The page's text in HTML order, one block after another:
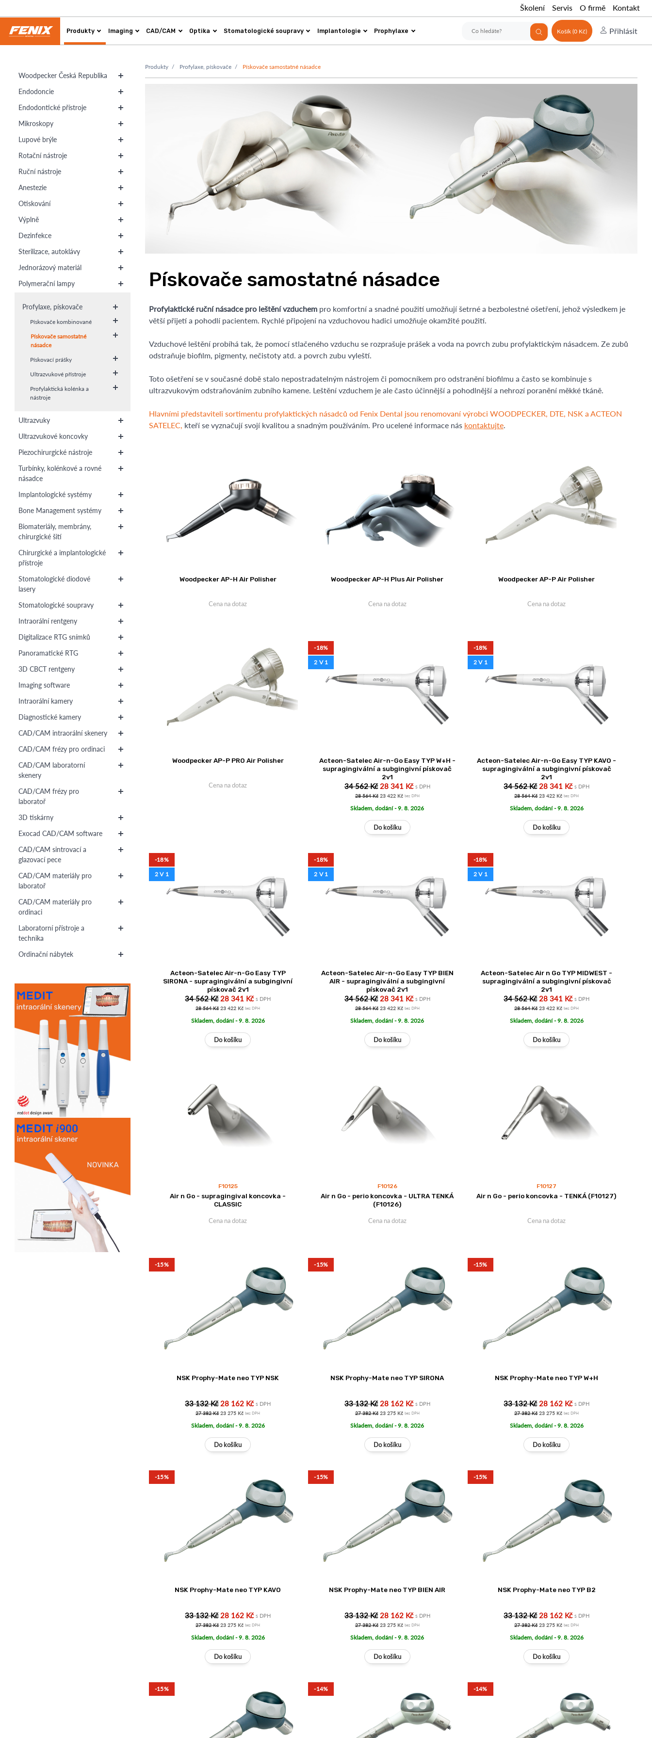
Školení Servis O firmě Kontakt
Produkty Imaging CAD/CAM Optika Stomatologické soupravy Implantologie Prophylaxe Košík (0 Kč) Přihlásit
Woodpecker Česká Republika
Endodoncie
Endodontické přístroje
Mikroskopy
Lupové brýle
Rotační nástroje
Ruční nástroje
Anestezie
Otiskování
Výplně
Dezinfekce
Sterilizace, autoklávy
Jednorázový materiál
Polymerační lampy
Profylaxe, pískovače
Pískovače kombinované
Pískovače samostatné
násadce
Pískovací prášky
Ultrazvukové přístroje
Profylaktická kolénka a
nástroje
Ultrazvuky
Ultrazvukové koncovky
Piezochirurgické nástroje
Turbínky, kolénkové a rovné
násadce
Implantologické systémy
Bone Management systémy
Biomateriály, membrány,
chirurgické šití
Chirurgické a implantologické
přístroje
Stomatologické diodové
lasery
Stomatologické soupravy
Intraorální rentgeny
Digitalizace RTG snímků
Panoramatické RTG
3D CBCT rentgeny
Imaging software
Intraorální kamery
Diagnostické kamery
CAD/CAM intraorální skenery
CAD/CAM frézy pro ordinaci
CAD/CAM laboratorní
skenery
CAD/CAM frézy pro
laboratoř
3D tiskárny
Exocad CAD/CAM software
CAD/CAM sintrovací a
glazovací pece
CAD/CAM materiály pro
laboratoř
CAD/CAM materiály pro
ordinaci
Laboratorní přístroje a
technika
Ordinační nábytek
Produkty Profylaxe, pískovače Pískovače samostatné násadce
Pískovače samostatné násadce
Profylaktické ruční násadce pro leštění vzduchem pro komfortní a snadné použití umožňují šetrné a bezbolestné ošetření, jehož výsledkem je
větší přijetí a pohodlí pacientem. Rychlé připojení na vzduchovou hadici umožňuje okamžité použití.
Vzduchové leštění probíhá tak, že pomocí stlačeného vzduchu se rozprašuje prášek a voda na povrch zubu profylaktickým násadcem. Ze zubů
odstraňuje biofilm, pigmenty, nečistoty atd. a povrch zubu vyleští.
Toto ošetření se v současné době stalo nepostradatelným nástrojem či pomocníkem pro odstranění biofilmu a často se kombinuje s
ultrazvukovým odstraňováním zubního kamene. Leštění vzduchem je ale často účinnější a pohodlnější a nehrozí poranění měkké tkáně.
Hlavními představiteli sortimentu profylaktických násadců od Fenix Dental jsou renomovaní výrobci WOODPECKER, DTE, NSK a ACTEON
SATELEC, kteří se vyznačují svojí kvalitou a snadným používáním. Pro ucelené informace nás kontaktujte.
Woodpecker AP-H Air Polisher
Cena na dotaz
Woodpecker AP-H Plus Air Polisher
Cena na dotaz
Woodpecker AP-P Air Polisher
Cena na dotaz
Woodpecker AP-P PRO Air Polisher
Cena na dotaz
-18%
2 V 1
Acteon-Satelec Air-n-Go Easy TYP W+H -
supragingivální a subgingivní pískovač
2v1
34 562 Kč 28 341 Kč s DPH
28 564 Kč 23 422 Kč bez DPH
Skladem, dodání - 9. 8. 2026
-18%
2 V 1
Acteon-Satelec Air-n-Go Easy TYP KAVO -
supragingivální a subgingivní pískovač
2v1
34 562 Kč 28 341 Kčs DPH
28 564 Kč 23 422 Kčbez DPH
Skladem, dodání - 9. 8. 2026
-18%
2 V 1
Acteon-Satelec Air-n-Go Easy TYP
SIRONA - supragingivální a subgingivní
pískovač 2v1
34 562 Kč 28 341 Kčs DPH
28 564 Kč 23 422 Kčbez DPH
Skladem, dodání - 9. 8. 2026
-18%
2 V 1
Acteon-Satelec Air-n-Go Easy TYP BIEN
AIR - supragingivální a subgingivní
pískovač 2v1
34 562 Kč 28 341 Kč s DPH
28 564 Kč 23 422 Kč bez DPH
Skladem, dodání - 9. 8. 2026
-18%
2 V 1
Acteon-Satelec Air n Go TYP MIDWEST -
supragingivální a subgingivní pískovač
2v1
34 562 Kč 28 341 Kčs DPH
28 564 Kč 23 422 Kčbez DPH
Skladem, dodání - 9. 8. 2026
F10125
Air n Go - supragingival koncovka -
CLASSIC
Cena na dotaz
F10126
Air n Go - perio koncovka - ULTRA TENKÁ
(F10126)
Cena na dotaz
F10127
Air n Go - perio koncovka - TENKÁ (F10127)
Cena na dotaz
-15%
NSK Prophy-Mate neo TYP NSK
33 132 Kč 28 162 Kčs DPH
27 382 Kč 23 275 Kčbez DPH
Skladem, dodání - 9. 8. 2026
-15%
NSK Prophy-Mate neo TYP SIRONA
33 132 Kč 28 162 Kč s DPH
27 382 Kč 23 275 Kč bez DPH
Skladem, dodání - 9. 8. 2026
-15%
NSK Prophy-Mate neo TYP W+H
33 132 Kč 28 162 Kčs DPH
27 382 Kč 23 275 Kčbez DPH
Skladem, dodání - 9. 8. 2026
-15%
NSK Prophy-Mate neo TYP KAVO
33 132 Kč 28 162 Kčs DPH
27 382 Kč 23 275 Kčbez DPH
Skladem, dodání - 9. 8. 2026
-15%
NSK Prophy-Mate neo TYP BIEN AIR
33 132 Kč 28 162 Kč s DPH
27 382 Kč 23 275 Kč bez DPH
Skladem, dodání - 9. 8. 2026
-15%
NSK Prophy-Mate neo TYP B2
33 132 Kč 28 162 Kčs DPH
27 382 Kč 23 275 Kčbez DPH
Skladem, dodání - 9. 8. 2026
-15% -14% -14%